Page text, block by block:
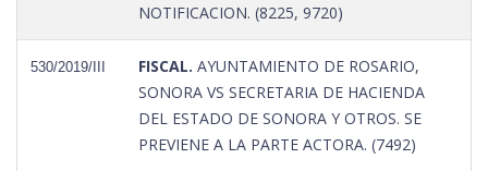
NOTIFICACION. (8225, 9720)
530/2019/III FISCAL. AYUNTAMIENTO DE ROSARIO,
SONORA VS SECRETARIA DE HACIENDA
DEL ESTADO DE SONORA Y OTROS. SE
PREVIENE A LA PARTE ACTORA. (7492)